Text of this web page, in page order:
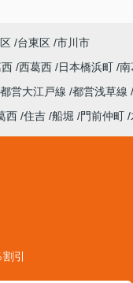
台東区 市川市
西葛西 日本橋浜町 南
都営大江戸線 都営浅草線
西 住吉 船堀 門前仲町
割引